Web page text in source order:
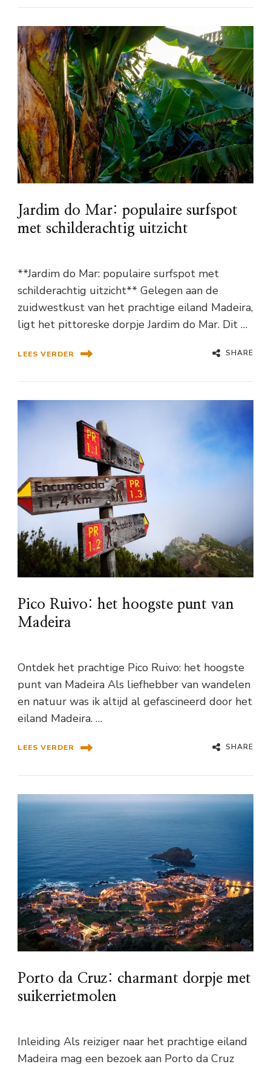
Jardim do Mar: populaire surfspot
met schilderachtig uitzicht
**Jardim do Mar: populaire surfspot met
schilderachtig uitzicht** Gelegen aan de
zuidwestkust van het prachtige eiland Madeira,
ligt het pittoreske dorpje Jardim do Mar. Dit …
LEES VERDER SHARE
Pico Ruivo: het hoogste punt van
Madeira
Ontdek het prachtige Pico Ruivo: het hoogste
punt van Madeira Als liefhebber van wandelen
en natuur was ik altijd al gefascineerd door het
eiland Madeira. …
LEES VERDER SHARE
Porto da Cruz: charmant dorpje met
suikerrietmolen
Inleiding Als reiziger naar het prachtige eiland
Madeira mag een bezoek aan Porto da Cruz